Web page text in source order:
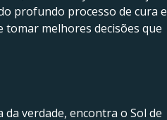
profundo processo de cura e
tomar melhores decisões que
verdade, encontra o Sol de